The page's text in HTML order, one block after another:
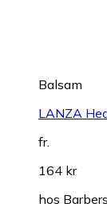
Balsam
LANZA
fr.
164 kr
hos